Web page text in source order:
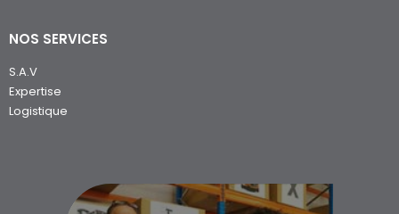
NOS SERVICES
S.A.V
Expertise
Logistique